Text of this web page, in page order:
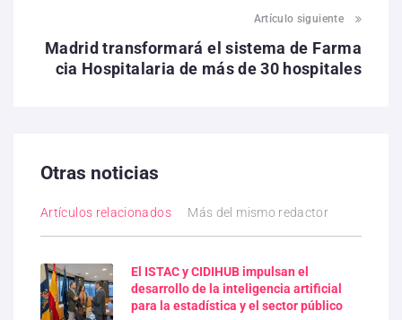
Artículo siguiente
Madrid transformará el sistema de Farma
cia Hospitalaria de más de 30 hospitales
Otras noticias
Artículos relacionados Más del mismo redactor
El ISTAC y CIDIHUB impulsan el
desarrollo de la inteligencia artificial
para la estadística y el sector público